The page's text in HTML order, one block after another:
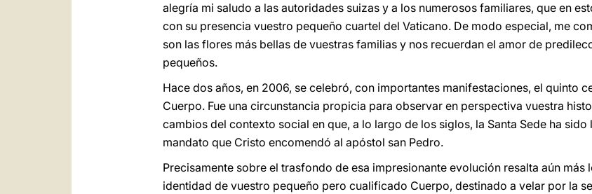
alegría mi saludo a las autoridades suizas y a los numerosos familiares, que en
con su presencia vuestro pequeño cuartel del Vaticano. De modo especial, me
son las flores más bellas de vuestras familias y nos recuerdan el amor de
pequeños.
Hace dos años, en 2006, se celebró, con importantes manifestaciones, el quinto
Cuerpo. Fue una circunstancia propicia para observar en perspectiva vuestra
cambios del contexto social en que, a lo largo de los siglos, la Santa Sede ha
mandato que Cristo encomendó al apóstol san Pedro.
Precisamente sobre el trasfondo de esa impresionante evolución resalta aún más
identidad de vuestro pequeño pero cualificado Cuerpo, destinado a velar por la